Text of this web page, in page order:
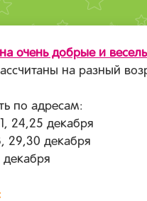
очень добрые и
на разный
по адресам:
24,25 декабря
29,30 декабря